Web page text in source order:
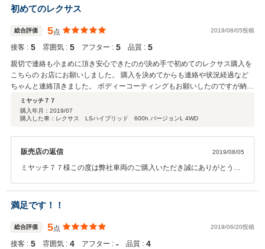
合いでした。 ぜひまたお車の事で何かございましたらお気軽にご連絡
初めてのレクサス
総合評価 5点 2019/08/05投稿
接客 : 5 雰囲気 : 5 アフター : 5 品質 : 5
親切で連絡も小まめに頂き安心できたのが決め手で初めてのレクサス購入を
こちらの お店にお願いしました。 購入を決めてからも連絡や状況経過など
ちゃんと連絡頂きました。 ボディーコーティングもお願いしたのですが納得
のいく仕上がりに大満足です。 この度はありがとうございました。 また何
かありましたらよろしくお願いします。
ミヤッチ７７
購入年月： 2019/07
購入した車：レクサス LSハイブリッド 600h バージョンL 4WD
販売店の返信 2019/08/05
ミヤッチ７７様この度は弊社車両のご購入いただき誠にありがとうご
車ご購入を弊社にて決めて頂き、また安心してお任せ頂き誠に ありが
とうございました。 納車までのご対応も迅速にご対応頂き弊社として
もとても助かりました。 今後もお車で何かお困りの際はお気軽にご連
絡ください。 今後も私どもLコレクションをぜひともよろしくお願い
いたします。 この度は誠にありがとうございました。
満足です！！
総合評価 5点 2019/06/20投稿
接客 : 5 雰囲気 : 4 アフター : ‐ 品質 : 4